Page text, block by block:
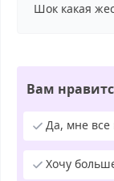
Шок какая
Вам
Да, мне все
Хочу